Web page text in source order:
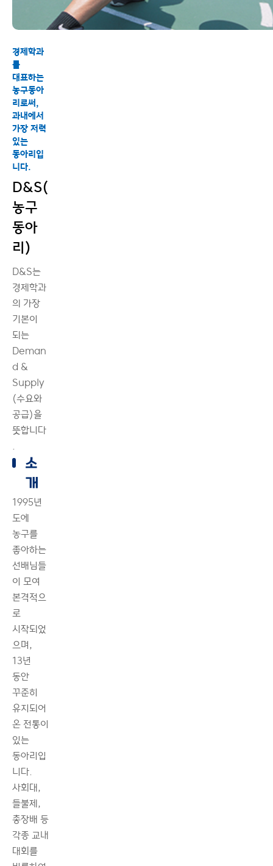
경제학과
를
대표하는
농구동아
리로써,
과내에서
가장 저력
있는
동아리입
니다.
D&S(
농구
동아
리)
D&S는
경제학과
의 가장
기본이
되는
Deman
d &
Supply
(수요와
공급)을
뜻합니다
.
소
개
1995년
도에
농구를
좋아하는
선배님들
이 모여
본격적으
로
시작되었
으며,
13년
동안
꾸준히
유지되어
온 전통이
있는
동아리입
니다.
사회대,
들불제,
총장배 등
각종 교내
대회를